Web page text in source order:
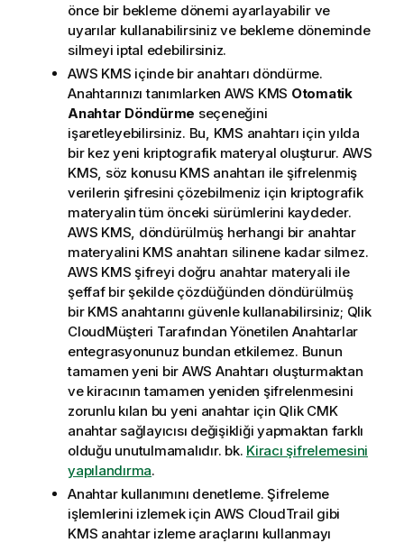
önce bir bekleme dönemi ayarlayabilir ve
uyarılar kullanabilirsiniz ve bekleme döneminde
silmeyi iptal edebilirsiniz.
AWS KMS içinde bir anahtarı döndürme.
Anahtarınızı tanımlarken AWS KMS Otomatik
Anahtar Döndürme seçeneğini
işaretleyebilirsiniz. Bu, KMS anahtarı için yılda
bir kez yeni kriptografik materyal oluşturur. AWS
KMS, söz konusu KMS anahtarı ile şifrelenmiş
verilerin şifresini çözebilmeniz için kriptografik
materyalin tüm önceki sürümlerini kaydeder.
AWS KMS, döndürülmüş herhangi bir anahtar
materyalini KMS anahtarı silinene kadar silmez.
AWS KMS şifreyi doğru anahtar materyali ile
şeffaf bir şekilde çözdüğünden döndürülmüş
bir KMS anahtarını güvenle kullanabilirsiniz; Qlik
CloudMüşteri Tarafından Yönetilen Anahtarlar
entegrasyonunuz bundan etkilemez. Bunun
tamamen yeni bir AWS Anahtarı oluşturmaktan
ve kiracının tamamen yeniden şifrelenmesini
zorunlu kılan bu yeni anahtar için Qlik CMK
anahtar sağlayıcısı değişikliği yapmaktan farklı
olduğu unutulmamalıdır. bk. Kiracı şifrelemesini
yapılandırma.
Anahtar kullanımını denetleme. Şifreleme
işlemlerini izlemek için AWS CloudTrail gibi
KMS anahtar izleme araçlarını kullanmayı